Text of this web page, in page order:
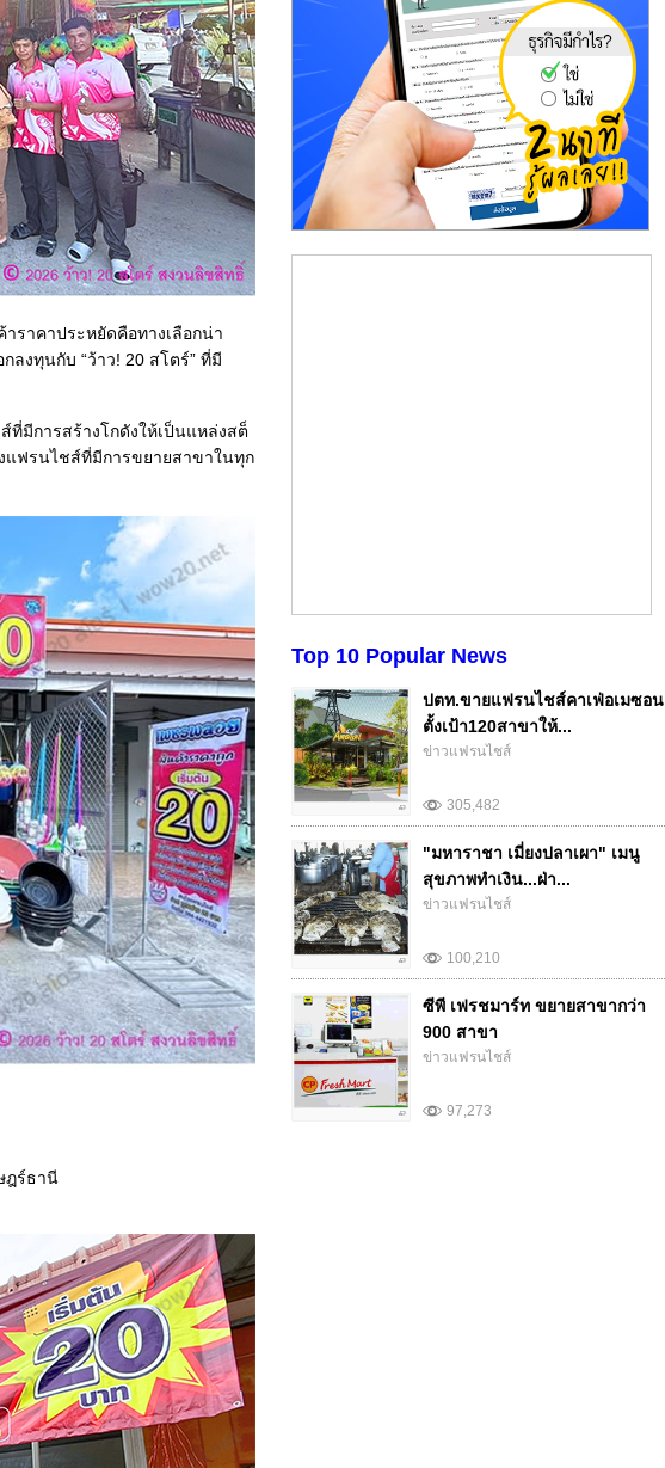
ราคาประหยัดคือทางเลือกน่า
ลงทุนกับ “ว้าว! 20 สโตร์” ที่มี
มีการสร้างโกดังให้เป็นแหล่งสต็
แฟรนไชส์ที่มีการขยายสาขาในทุก
ฎร์ธานี
Top 10 Popular News
305,482
ปตท.ขายแฟรนไชส์คาเฟ่อเมซอน
ตั้งเป้า120สาขาให้...
ข่าวแฟรนไชส์
100,210
"มหาราชา เมี่ยงปลาเผา" เมนู
สุขภาพทำเงิน...ฝ่า...
ข่าวแฟรนไชส์
97,273
ซีพี เฟรชมาร์ท ขยายสาขากว่า
900 สาขา
ข่าวแฟรนไชส์